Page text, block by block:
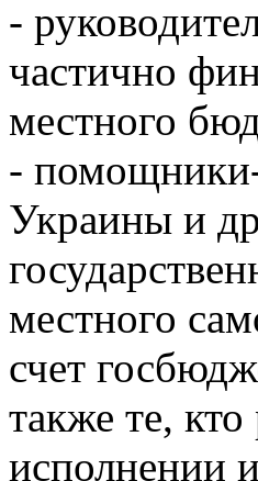
-
частично
местного
- помощники-
Украины и
местного
счет
также те,
исполнении